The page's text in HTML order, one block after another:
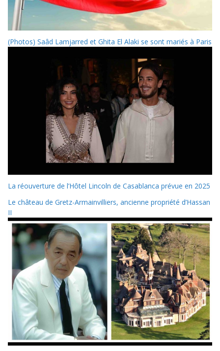
(Photos) Saâd Lamjarred et Ghita El Alaki se sont mariés à Paris
La réouverture de l’Hôtel Lincoln de Casablanca prévue en 2025
Le château de Gretz-Armainvilliers, ancienne propriété d’Hassan
II